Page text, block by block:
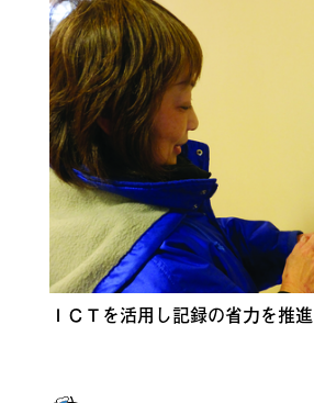
ＩＣＴを活用し記録の省力を推進